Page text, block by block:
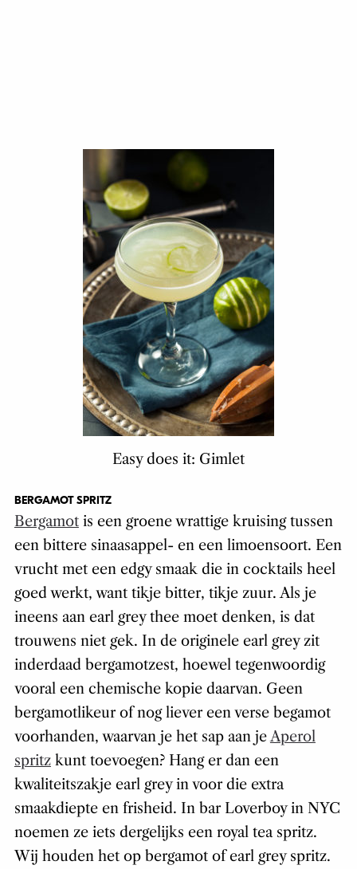
Easy does it: Gimlet
BERGAMOT SPRITZ
Bergamotis een groene wrattige kruising tussen
een bittere sinaasappel- en een limoensoort. Een
vrucht met een edgy smaak die in cocktails heel
goed werkt, want tikje bitter, tikje zuur. Als je
ineens aan earl grey thee moet denken, is dat
trouwens niet gek. In de originele earl grey zit
inderdaad bergamotzest, hoewel tegenwoordig
vooral een chemische kopie daarvan. Geen
bergamotlikeur of nog liever een verse begamot
voorhanden, waarvan je het sap aan jeAperol
spritzkunt toevoegen? Hang er dan een
kwaliteitszakje earl grey in voor die extra
smaakdiepte en frisheid. In bar Loverboy in NYC
noemen ze iets dergelijks een royal tea spritz.
Wij houden het op bergamot of earl grey spritz.